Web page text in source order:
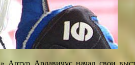
Артур Ардавичус начал свои